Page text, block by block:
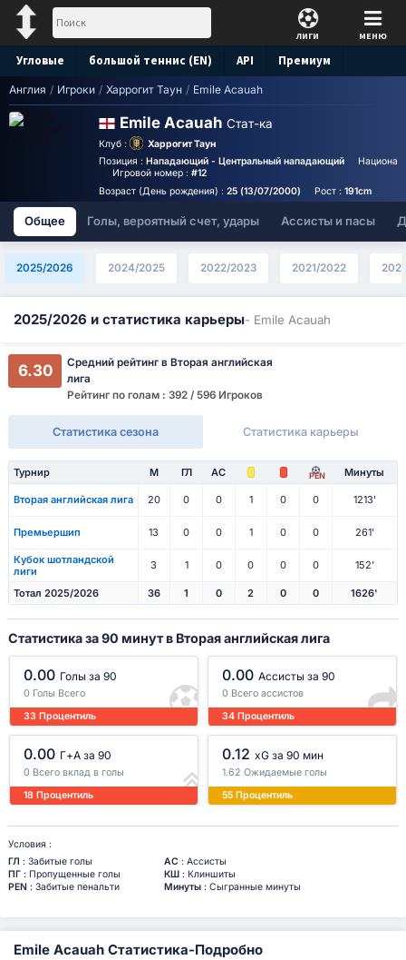
ЛИГИ МЕНЮ
Угловые большой теннис (EN) API Премиум
Прогноз
Англия / Игроки / Харрогит Таун / Emile Acauah
Emile Acauah Стат-ка
Клуб :
Харрогит Таун
Позиция : Нападающий - Центральный нападающий
Игровой номер :#12
Возраст (День рождения) : 25 (13/07/2000) Рост :191cm
Общее Голы, вероятный счет, удары Ассисты и пасы
2025/2026 2024/2025 2022/2023 2021/2022
2025/2026 и статистика карьеры- Emile Acauah
6.30
Средний рейтинг в Вторая английская
лига
Рейтинг по голам : 392 / 596 Игроков
Статистика сезона Статистика карьеры
Турнир М ГЛ АС PEN Минуты
Вторая английская лига 20 0 0 1 0 0 1213'
Премьершип 13 0 0 1 0 0 261'
Кубок шотландской
лиги
3 1 0 0 0 0 152'
Тотал 2025/2026 36 1 0 2 0 0 1626'
Статистика за 90 минут в Вторая английская лига
0.00 Голы за 90
0 Голы Всего
33 Процентиль
0.00 Ассисты за 90
0 Всего ассистов
34 Процентиль
0.00 Г+A за 90
0 Всего вклад в голы
18 Процентиль
0.12 xG за 90 мин
1.62 Ожидаемые голы
55 Процентиль
Условия :
ГЛ : Забитые голы АС : Ассисты
ПГ: Пропущенные голы КШ: Клиншиты
PEN : Забитые пенальти Минуты: Сыгранные минуты
Emile Acauah Статистика-Подробно